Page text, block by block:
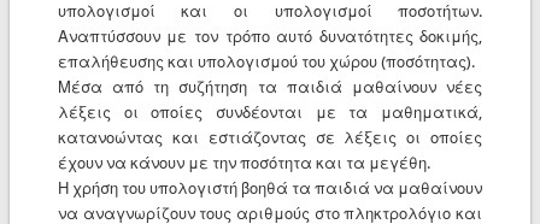
υπολογισμοί και οι υπολογισμοί ποσοτήτων.
Αναπτύσσουν με τον τρόπο αυτό δυνατότητες δοκιμής,
επαλήθευσης και υπολογισμού του χώρου (ποσότητας).
Μέσα από τη συζήτηση τα παιδιά μαθαίνουν νέες
λέξεις οι οποίες συνδέονται με τα μαθηματικά,
κατανοώντας και εστιάζοντας σε λέξεις οι οποίες
έχουν να κάνουν με την ποσότητα και τα μεγέθη.
Η χρήση του υπολογιστή βοηθά τα παιδιά να μαθαίνουν
να αναγνωρίζουν τους αριθμούς στο πληκτρολόγιο και